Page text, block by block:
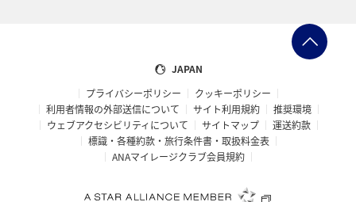
JAPAN
プライバシーポリシー
クッキーポリシー
利用者情報の外部送信について
サイト利用規約
推奨環境
ウェブアクセシビリティについて
サイトマップ
運送約款
標識・各種約款・旅行条件書・取扱料金表
ANAマイレージクラブ会員規約